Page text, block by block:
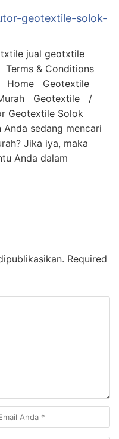
geotextile-solok-
jual geotxtile
& Conditions
Home Geotextile
Geotextile /
Geotextile Solok
Anda sedang mencari
Jika iya, maka
Anda dalam
Required